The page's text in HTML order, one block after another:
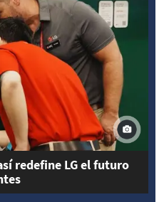
redefine LG el futuro